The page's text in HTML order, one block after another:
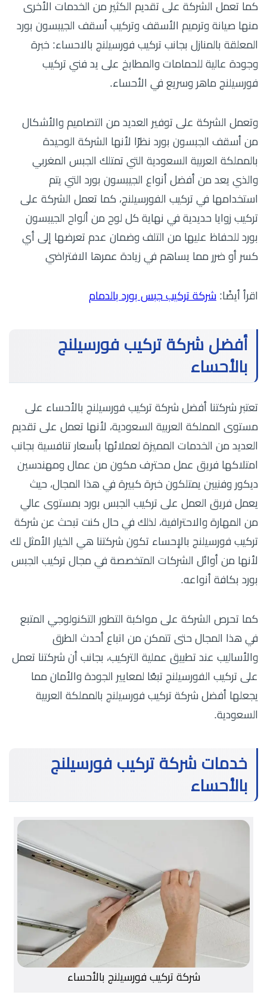
كما تعمل الشركة على تقديم الكثير من الخدمات الأخرى
منها صيانة وترميم الأسقف وتركيب أسقف الجيبسون بورد
المعلقة بالمنازل بجانب تركيب فورسيلنج بالاحساء: خبرة
وجودة عالية للحمامات والمطابخ على يد فني تركيب
فورسيلنج ماهر وسريع في الأحساء.
وتعمل الشركة على توفير العديد من التصاميم والأشكال
من أسقف الجبسون بورد نظرًا لأنها الشركة الوحيدة
بالمملكة العربية السعودية التي تمتلك الجبس المغربي
والذي يعد من أفضل أنواع الجيبسون بورد التي يتم
استخدامها في تركيب الفورسيلنج، كما تعمل الشركة على
تركيب زوايا حديدية في نهاية كل لوح من ألواح الجيبسون
بورد للحفاظ عليها من التلف وضمان عدم تعرضها إلى أي
كسر أو ضرر مما يساهم في زيادة عمرها الافتراضي
اقرأ أيضًا: شركة تركيب جبس بورد بالدمام
أفضل شركة تركيب فورسيلنج
بالأحساء
تعتبر شركتنا أفضل شركة تركيب فورسيلنج بالأحساء على
مستوى المملكة العربية السعودية، لأنها تعمل على تقديم
العديد من الخدمات المميزة لعملائها بأسعار تنافسية بجانب
امتلاكها فريق عمل محترف مكون من عمال ومهندسين
ديكور وفنيين يمتلكون خبرة كبيرة في هذا المجال، حيث
يعمل فريق العمل على تركيب الجبس بورد بمستوى عالي
من المهارة والاحترافية، لذلك في حال كنت تبحث عن شركة
تركيب فورسيلنج بالإحساء تكون شركتنا هي الخيار الأمثل لك
لأنها من أوائل الشركات المتخصصة في مجال تركيب الجبس
بورد بكافة أنواعه.
كما تحرص الشركة على مواكبة التطور التكنولوجي المتبع
في هذا المجال حتى تتمكن من اتباع أحدث الطرق
والأساليب عند تطبيق عملية التركيب، بجانب أن شركتنا تعمل
على تركيب الفورسيلنج تبعًا لمعايير الجودة والأمان مما
يجعلها أفضل شركة تركيب فورسيلنج بالمملكة العربية
السعودية.
خدمات شركة تركيب فورسيلنج
بالأحساء
شركة تركيب فورسيلنج بالأحساء